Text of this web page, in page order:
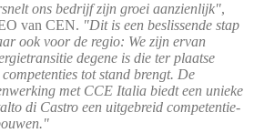
ons bedrijf zijn groei aanzienlijk",
van CEN. "Dit is een beslissende stap
ook voor de regio: We zijn ervan
degene is die ter plaatse
tot stand brengt. De
met CCE Italia biedt een unieke
di Castro een uitgebreid competentie-